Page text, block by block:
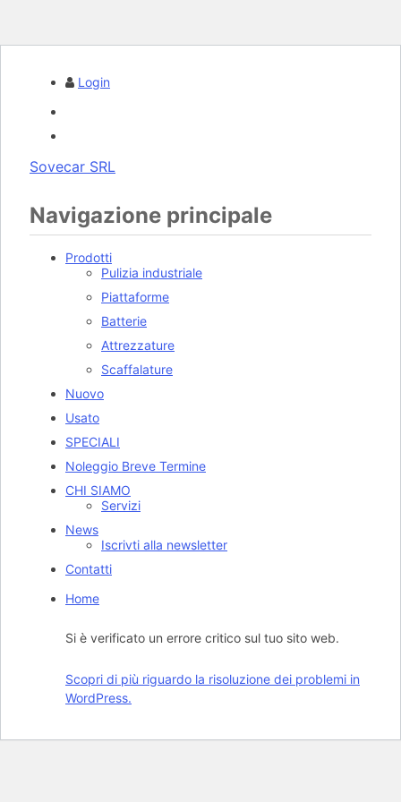
Login
Sovecar SRL
Navigazione principale
Prodotti
Pulizia industriale
Piattaforme
Batterie
Attrezzature
Scaffalature
Nuovo
Usato
SPECIALI
Noleggio Breve Termine
CHI SIAMO
Servizi
News
Iscrivti alla newsletter
Contatti
Home
Si è verificato un errore critico sul tuo sito web.
Scopri di più riguardo la risoluzione dei problemi in
WordPress.